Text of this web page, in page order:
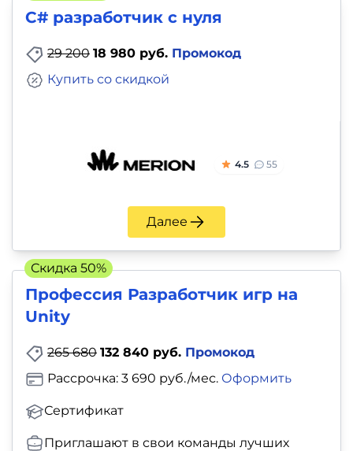
C# разработчик с нуля
29 200 18 980 руб. Промокод
Купить со скидкой
4.5 55
Далее
Профессия Разработчик игр на
Unity
265 680 132 840 руб. Промокод
Сертификат
Рассрочка: 3 690 руб./мес. Оформить
Приглашают в свои команды лучших
Скидка 50%